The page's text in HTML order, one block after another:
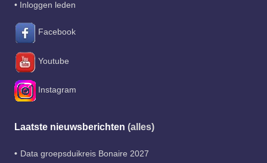
• Inloggen leden
Facebook
Youtube
Instagram
Laatste nieuwsberichten (alles)
Data groepsduikreis Bonaire 2027